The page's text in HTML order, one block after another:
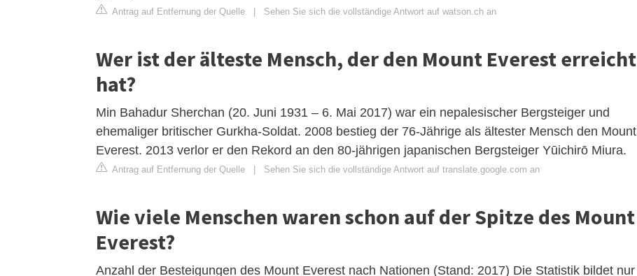
Antrag auf Entfernung der Quelle | Sehen Sie sich die vollständige Antwort auf watson.ch an
Wer ist der älteste Mensch, der den Mount Everest erreicht
hat?
Min Bahadur Sherchan (20. Juni 1931 – 6. Mai 2017) war ein nepalesischer Bergsteiger und
ehemaliger britischer Gurkha-Soldat. 2008 bestieg der 76-Jährige als ältester Mensch den Mount
Everest. 2013 verlor er den Rekord an den 80-jährigen japanischen Bergsteiger Yūichirō Miura.
Antrag auf Entfernung der Quelle | Sehen Sie sich die vollständige Antwort auf translate.google.com an
Wie viele Menschen waren schon auf der Spitze des Mount
Everest?
Anzahl der Besteigungen des Mount Everest nach Nationen (Stand: 2017) Die Statistik bildet nur